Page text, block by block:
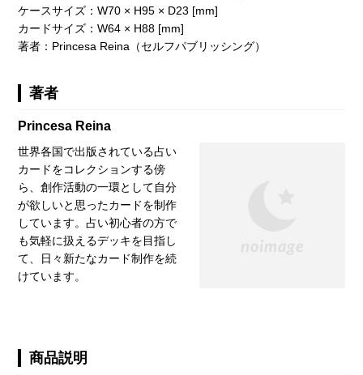
ケースサイズ：W70 × H95 × D23 [mm]
カードサイズ：W64 × H88 [mm]
著者：Princesa Reina（セルフパブリッシング）
著者
Princesa Reina
世界各国で出版されている占い
カードをコレクションする傍
ら、創作活動の一環として自分
が欲しいと思ったカードを制作
しています。占い初心者の方で
も気軽に扱えるデッキを目指し
て、日々新たなカード制作を続
けています。
商品説明